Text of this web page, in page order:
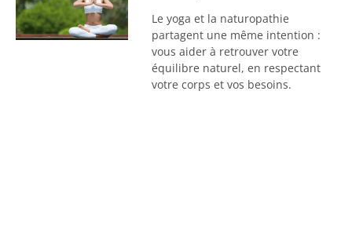
Le yoga et la naturopathie
partagent une même intention :
vous aider à retrouver votre
équilibre naturel, en respectant
votre corps et vos besoins.